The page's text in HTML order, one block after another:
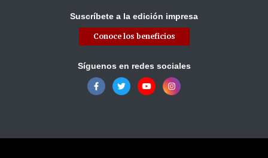
Suscríbete a la edición impresa
Conoce los beneficios
Síguenos en redes sociales